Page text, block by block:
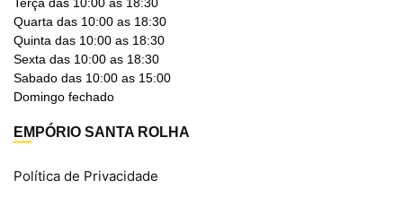
Quarta das 10:00 as 18:30
Quinta das 10:00 as 18:30
Sexta das 10:00 as 18:30
Sabado das 10:00 as 15:00
Domingo fechado
EMPÓRIO SANTA ROLHA
Política de Privacidade